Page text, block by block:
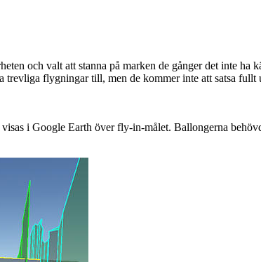
och valt att stanna på marken de gånger det inte ha
flygningar till, men de kommer inte att satsa fullt
i Google Earth över fly-in-målet. Ballongerna